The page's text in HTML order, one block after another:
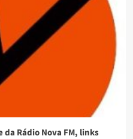
Rádio Nova FM, links